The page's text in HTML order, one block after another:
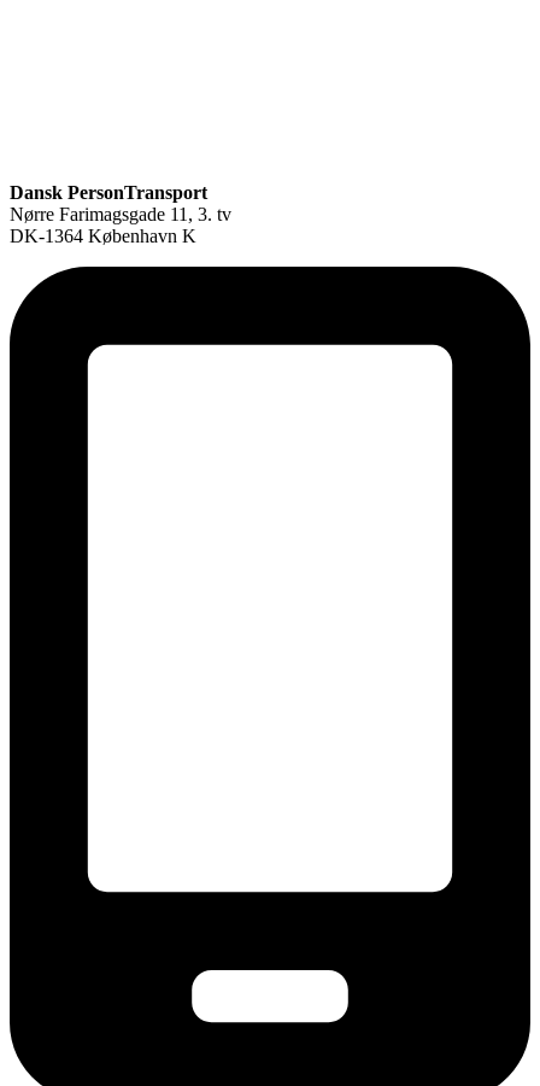
Dansk PersonTransport
Nørre Farimagsgade 11, 3. tv
DK-1364 København K